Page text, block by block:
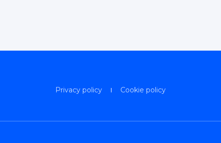
Privacy policy Cookie policy